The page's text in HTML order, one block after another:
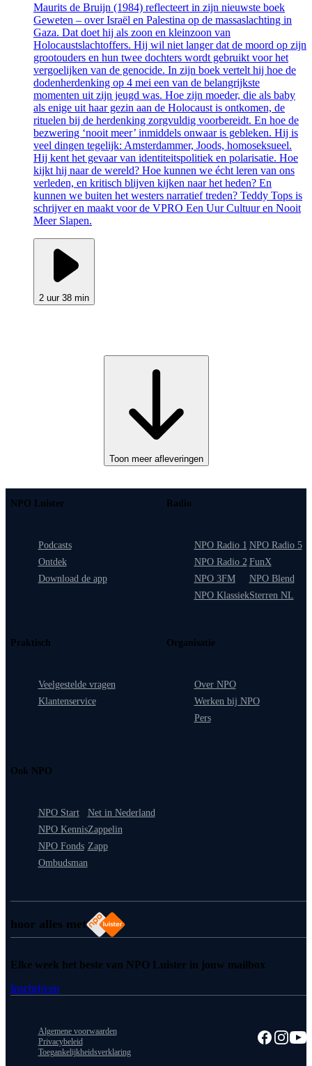
Maurits de Bruijn (1984) reflecteert in zijn nieuwste boek
Geweten – over Israël en Palestina op de massaslachting in
Gaza. Dat doet hij als zoon en kleinzoon van
Holocaustslachtoffers. Hij wil niet langer dat de moord op zijn
grootouders en hun twee dochters wordt gebruikt voor het
vergoelijken van de genocide. In zijn boek vertelt hij hoe de
dodenherdenking op 4 mei een van de belangrijkste
momenten uit zijn jeugd was. Hoe zijn moeder, die als baby
als enige uit haar gezin aan de Holocaust is ontkomen, de
rituelen bij de herdenking zorgvuldig voorbereidt. En hoe de
bezwering ‘nooit meer’ inmiddels onwaar is gebleken. Hij is
veel dingen tegelijk: Amsterdammer, Joods, homoseksueel.
Hij kent het gevaar van identiteitspolitiek en polarisatie. Hoe
kijkt hij naar de wereld? Hoe kunnen we écht leren van ons
verleden, en kritisch blijven kijken naar het heden? En
kunnen we buiten het westers narratief treden? Teddy Tops is
schrijver en maakt voor de VPRO Een Uur Cultuur en Nooit
Meer Slapen.
2 uur 38 min
Toon meer afleveringen
hoor alles met
NPO Luister
Podcasts
Ontdek
Download de app
Radio
NPO Radio 1
NPO Radio 2
NPO 3FM
NPO Klassiek
NPO Radio 5
FunX
NPO Blend
Sterren NL
Praktisch
Veelgestelde vragen
Klantenservice
Organisatie
Over NPO
Werken bij NPO
Pers
Ook NPO
NPO Start
NPO Kennis
NPO Fonds
Ombudsman
Net in Nederland
Zappelin
Zapp
Elke week het beste van NPO Luister in jouw mailbox
Inschrijven
Algemene voorwaarden
Privacybeleid
Toegankelijkheidsverklaring